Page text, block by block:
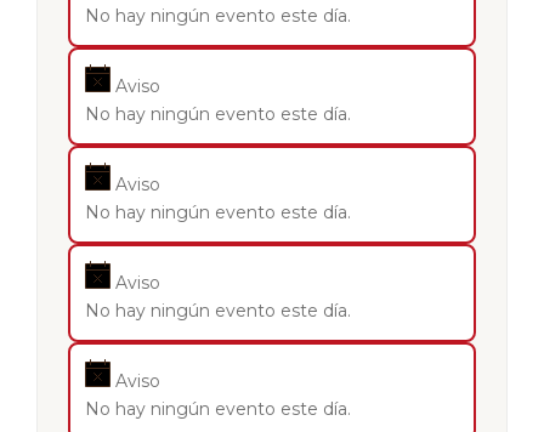
No hay ningún evento este día.
Aviso
No hay ningún evento este día.
Aviso
No hay ningún evento este día.
Aviso
No hay ningún evento este día.
Aviso
No hay ningún evento este día.